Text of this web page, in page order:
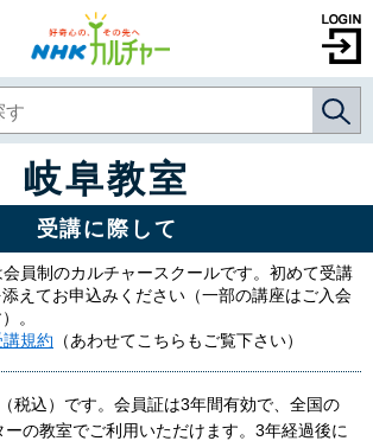
岐阜教室
受講に際して
員制のカルチャースクールです。初めて受講
えてお申込みください（一部の講座はご入会
。
講規約 （あわせてこちらもご覧下さい）
税込）です。会員証は3年間有効で、全国の
ーの教室でご利用いただけます。3年経過後に